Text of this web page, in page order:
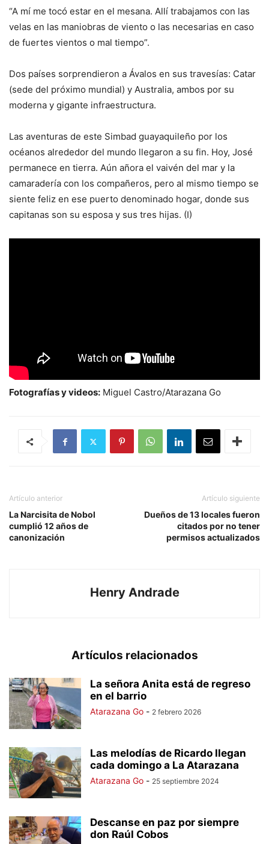
“A mí me tocó estar en el mesana. Allí trabajamos con las
velas en las maniobras de viento o las necesarias en caso
de fuertes vientos o mal tiempo”.
Dos países sorprendieron a Ávalos en sus travesías: Catar
(sede del próximo mundial) y Australia, ambos por su
moderna y gigante infraestructura.
Las aventuras de este Simbad guayaquileño por los
océanos alrededor del mundo llegaron a su fin. Hoy, José
permanece en tierra. Aún añora el vaivén del mar y la
camaradería con los compañeros, pero al mismo tiempo se
siente feliz en ese puerto denominado hogar, donde sus
capitanas son su esposa y sus tres hijas. (I)
Fotografías y videos: Miguel Castro/Atarazana Go
Artículo anterior
La Narcisita de Nobol
cumplió 12 años de
canonización
Artículo siguiente
Dueños de 13 locales fueron
citados por no tener
permisos actualizados
Henry Andrade
Artículos relacionados
La señora Anita está de regreso
en el barrio
Atarazana Go - 2 febrero 2026
Las melodías de Ricardo llegan
cada domingo a La Atarazana
Atarazana Go - 25 septiembre 2024
Descanse en paz por siempre
don Raúl Cobos